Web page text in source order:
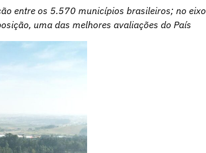
entre os 5.570 municípios brasileiros; no eixo
uma das melhores avaliações do País